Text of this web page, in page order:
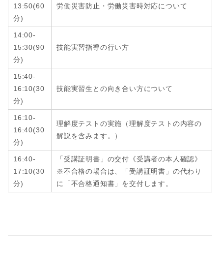
13:50(60
分)
労働災害防止・労働災害時対応について
14:00-
15:30(90
分)
技能実習指導の行い方
15:40-
16:10(30
分)
技能実習生との向き合い方について
16:10-
16:40(30
分)
理解度テストの実施（理解度テストの内容の
解説を含みます。）
16:40-
17:10(30
分)
「受講証明書」の交付《受講者の本人確認》
※不合格の場合は、「受講証明書」の代わり
に「不合格通知書」を交付します。